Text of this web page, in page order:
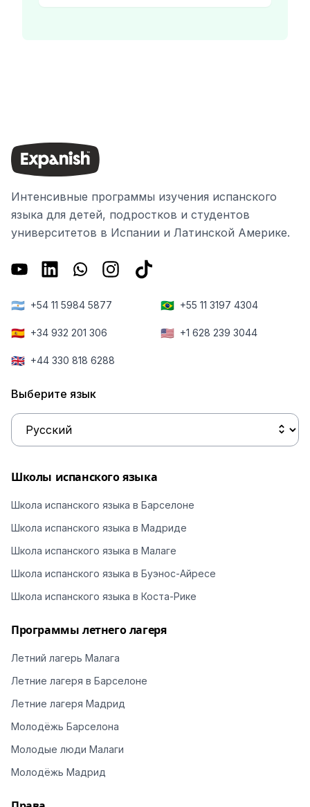
Интенсивные программы изучения испанского
языка для детей, подростков и студентов
университетов в Испании и Латинской Америке.
🇦🇷 +54 11 5984 5877 🇧🇷 +55 11 3197 4304
🇪🇸 +34 932 201 306 🇺🇸 +1 628 239 3044
🇬🇧 +44 330 818 6288
Выберите язык
Школы испанского языка
Школа испанского языка в Барселоне
Школа испанского языка в Мадриде
Школа испанского языка в Малаге
Школа испанского языка в Буэнос-Айресе
Школа испанского языка в Коста-Рике
Программы летнего лагеря
Летний лагерь Малага
Летние лагеря в Барселоне
Летние лагеря Мадрид
Молодёжь Барселона
Молодые люди Малаги
Молодёжь Мадрид